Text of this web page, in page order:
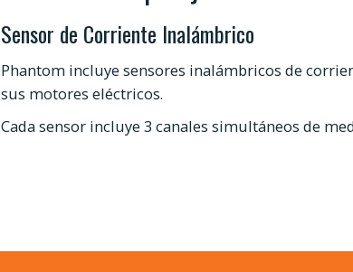
Sensor de Corriente Inalámbrico
Phantom incluye sensores inalámbricos de
sus motores eléctricos.
Cada sensor incluye 3 canales simultáneos de